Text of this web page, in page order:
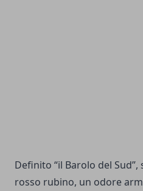
Definito “il Barolo del
rosso rubino, un odore